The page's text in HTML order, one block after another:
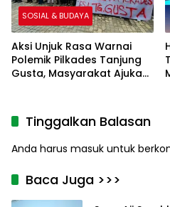
SOSIAL & BUDAYA
Aksi Unjuk Rasa Warnai
Polemik Pilkades Tanjung
Gusta, Masyarakat Ajukan
Tinggalkan Balasan
Anda harus masuk untuk
Baca Juga >>>